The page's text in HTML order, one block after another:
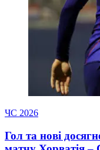
ЧС 2026
Гол та нові